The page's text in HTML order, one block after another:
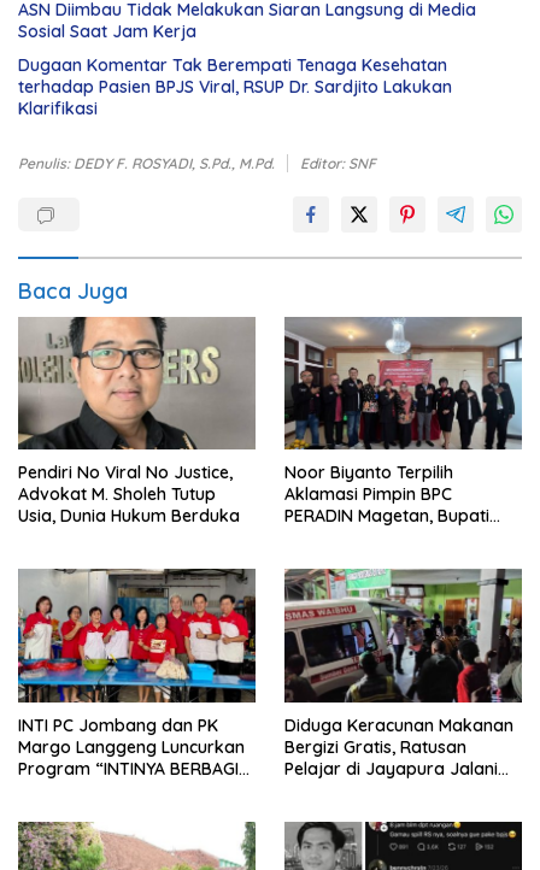
ASN Diimbau Tidak Melakukan Siaran Langsung di Media
Sosial Saat Jam Kerja
Dugaan Komentar Tak Berempati Tenaga Kesehatan
terhadap Pasien BPJS Viral, RSUP Dr. Sardjito Lakukan
Klarifikasi
Penulis: DEDY F. ROSYADI, S.Pd., M.Pd. Editor: SNF
Baca Juga
Pendiri No Viral No Justice,
Advokat M. Sholeh Tutup
Usia, Dunia Hukum Berduka
Noor Biyanto Terpilih
Aklamasi Pimpin BPC
PERADIN Magetan, Bupati
INTI PC Jombang dan PK
Margo Langgeng Luncurkan
Program “INTINYA BERBAGI”,
Diduga Keracunan Makanan
Bergizi Gratis, Ratusan
Pelajar di Jayapura Jalani